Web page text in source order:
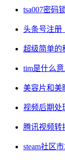
tsa007密码
头条号注册
超级简单的
tim是什么意
美容片和美
视频后期处
腾讯视频转
steam社区